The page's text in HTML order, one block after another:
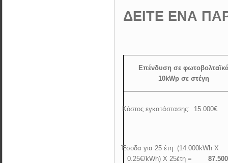
ΔΕΙΤΕ ΕΝΑ
Επένδυση σε
10kWp σε στέγη
Κόστος εγκατάστασης: 15.000€
Έσοδα για 25 έτη: (14.000kWh X
0.25€/kWh) X 25έτη =